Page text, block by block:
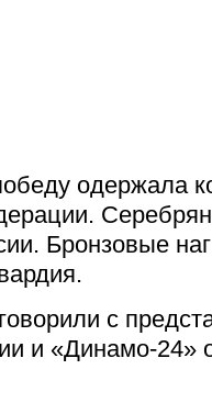
одержала
Бронзовые
с
и «Динамо-24»